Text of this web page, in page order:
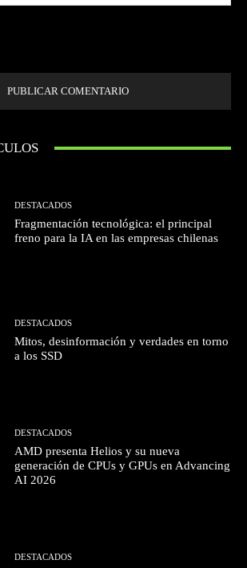
DESTACADOS
Fragmentación tecnológica: el principal
freno para la IA en las empresas chilenas
DESTACADOS
Mitos, desinformación y verdades en torno
a los SSD
DESTACADOS
AMD presenta Helios y su nueva
generación de CPUs y GPUs en Advancing
AI 2026
DESTACADOS